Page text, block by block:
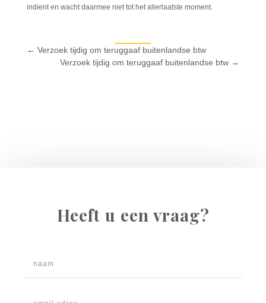
indient en wacht daarmee niet tot het allerlaatste moment.
← Verzoek tijdig om teruggaaf buitenlandse btw
Verzoek tijdig om teruggaaf buitenlandse btw →
Heeft u een vraag?